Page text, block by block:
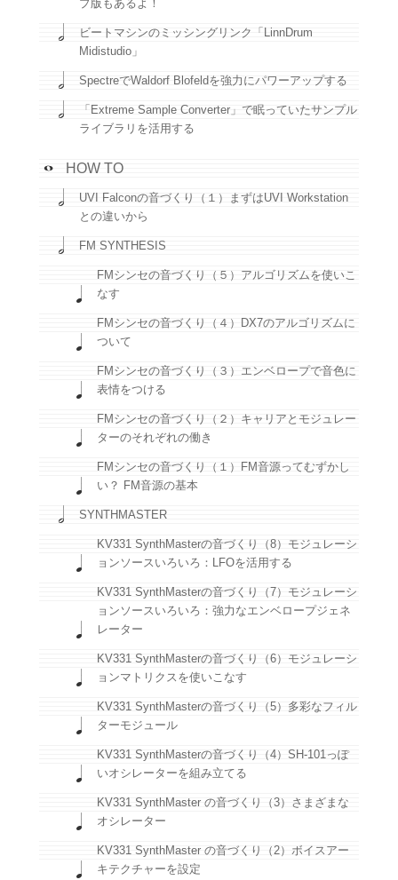
プ版もあるよ！
ビートマシンのミッシングリンク「LinnDrum
Midistudio」
SpectreでWaldorf Blofeldを強力にパワーアップする
「Extreme Sample Converter」で眠っていたサンプル
ライブラリを活用する
HOW TO
UVI Falconの音づくり（１）まずはUVI Workstation
との違いから
FM SYNTHESIS
FMシンセの音づくり（５）アルゴリズムを使いこ
なす
FMシンセの音づくり（４）DX7のアルゴリズムに
ついて
FMシンセの音づくり（３）エンベロープで音色に
表情をつける
FMシンセの音づくり（２）キャリアとモジュレー
ターのそれぞれの働き
FMシンセの音づくり（１）FM音源ってむずかし
い？ FM音源の基本
SYNTHMASTER
KV331 SynthMasterの音づくり（8）モジュレーシ
ョンソースいろいろ：LFOを活用する
KV331 SynthMasterの音づくり（7）モジュレーシ
ョンソースいろいろ：強力なエンベロープジェネ
レーター
KV331 SynthMasterの音づくり（6）モジュレーシ
ョンマトリクスを使いこなす
KV331 SynthMasterの音づくり（5）多彩なフィル
ターモジュール
KV331 SynthMasterの音づくり（4）SH-101っぽ
いオシレーターを組み立てる
KV331 SynthMaster の音づくり（3）さまざまな
オシレーター
KV331 SynthMaster の音づくり（2）ボイスアー
キテクチャーを設定